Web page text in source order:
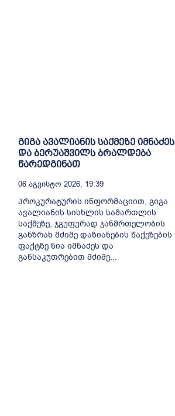
გიგა ავალიანის საქმეზე იმნაძეს
და ბერუაშვილს ბრალდება
წარედგინათ
06 Აგვისტო 2026, 19:39
პროკურატურის ინფორმაციით, გიგა
ავალიანის სისხლის სამართლის
საქმეზე, ჯგუფურად ჯანმრთელობის
განზრახ მძიმე დაზიანების წაქეზების
ფაქტზე ნია იმნაძეს და
განსაკუთრებით მძიმე...